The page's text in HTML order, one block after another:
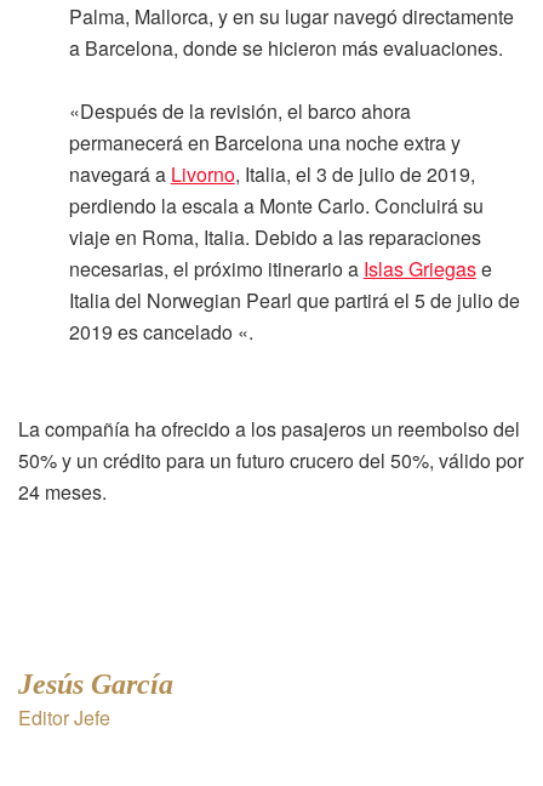
Palma, Mallorca, y en su lugar navegó directamente
a Barcelona, ​​donde se hicieron más evaluaciones.
«Después de la revisión, el barco ahora
permanecerá en Barcelona una noche extra y
navegará a Livorno, Italia, el 3 de julio de 2019,
perdiendo la escala a Monte Carlo. Concluirá su
viaje en Roma, Italia. Debido a las reparaciones
necesarias, el próximo itinerario a Islas Griegase
Italia del Norwegian Pearl que partirá el 5 de julio de
2019 es cancelado «.
La compañía ha ofrecido a los pasajeros un reembolso del
50% y un crédito para un futuro crucero del 50%, válido por
24 meses.
Jesús García
Editor Jefe